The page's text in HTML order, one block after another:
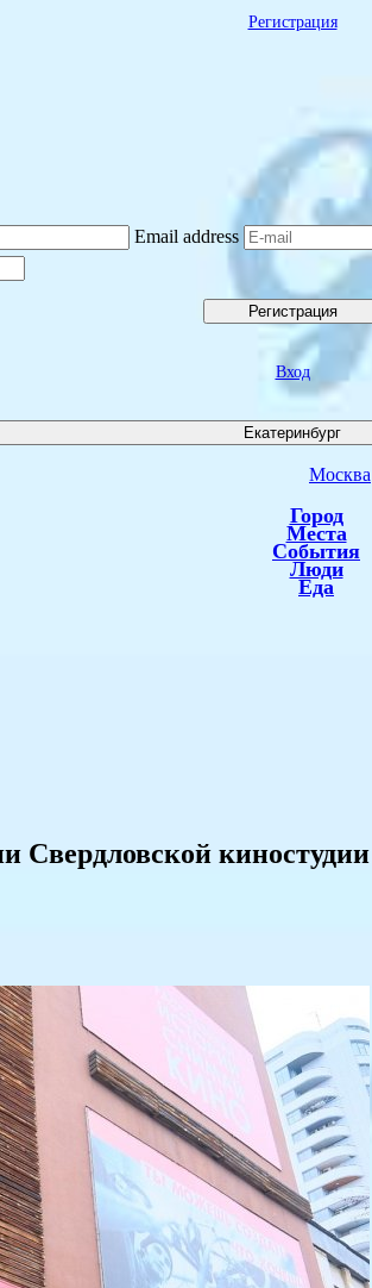
Регистрация
Email address
Регистрация
Вход
Екатеринбург
Москва
Город
Места
События
Люди
Еда
Свердловской киностудии